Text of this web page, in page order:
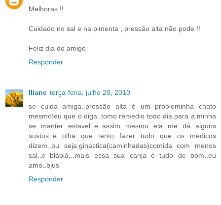
Melhoras !!
Cuidado no sal e na pimenta , pressão alta não pode !!
Feliz dia do amigo
Responder
Iliane terça-feira, julho 20, 2010
se cuida amiga..pressão alta é um probleminha chato
mesmo!eu que o diga..tomo remedio todo dia para a minha
se manter estavel..e..assim mesmo ela me dá alguns
sustos..e olha que tento fazer tudo que os medicos
dizem..ou seja:ginastica(caminhadas)comida com menos
sal..e bláblá...mais essa sua canja é tudo de bom..eu
amo..bjus
Responder